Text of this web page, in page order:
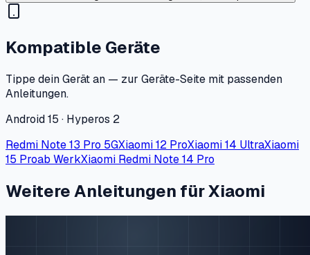
Kompatible Geräte
Tippe dein Gerät an — zur Geräte-Seite mit passenden
Anleitungen.
Android 15 · Hyperos 2
Redmi Note 13 Pro 5GXiaomi 12 ProXiaomi 14 UltraXiaomi
15 Proab WerkXiaomi Redmi Note 14 Pro
Weitere Anleitungen für Xiaomi